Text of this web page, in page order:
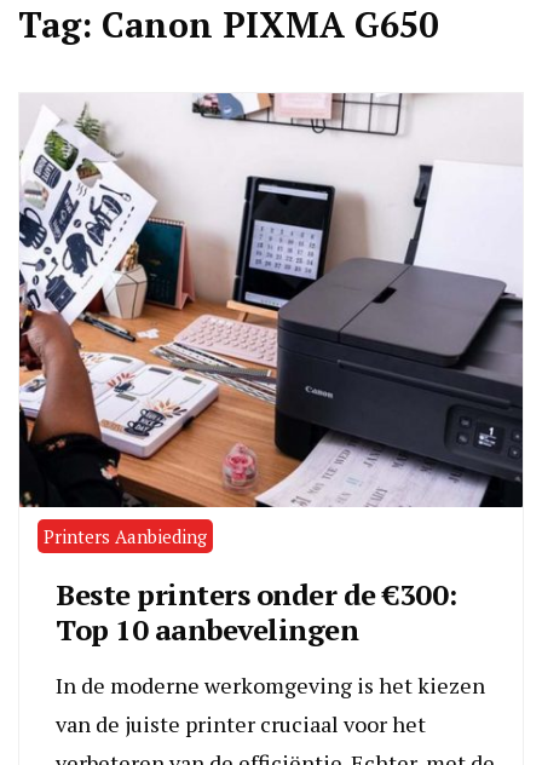
Tag: Canon PIXMA G650
Printers Aanbieding
Beste printers onder de €300:
Top 10 aanbevelingen
In de moderne werkomgeving is het kiezen
van de juiste printer cruciaal voor het